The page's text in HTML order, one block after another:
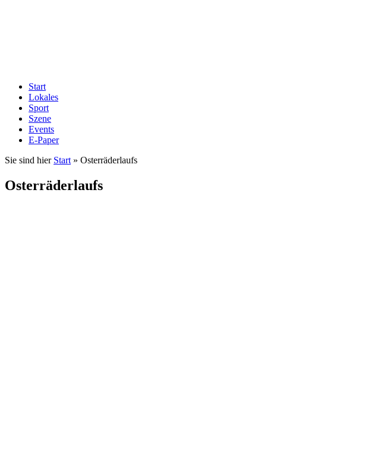
Start
Lokales
Sport
Szene
Events
E-Paper
Sie sind hier Start » Osterräderlaufs
Osterräderlaufs